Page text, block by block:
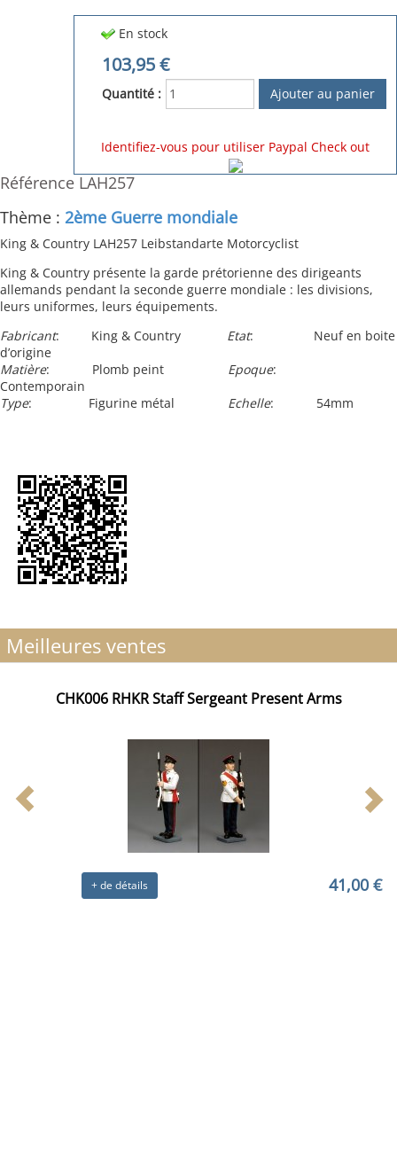
En stock
103,95€
Quantité :
Identifiez-vous pour utiliser Paypal Check out
Référence LAH257
Thème : 2ème Guerre mondiale
King & Country LAH257 Leibstandarte Motorcyclist
King & Country présente la garde prétorienne des dirigeants
allemands pendant la seconde guerre mondiale : les divisions,
leurs uniformes, leurs équipements.
Fabricant: King & Country Etat:
Neuf en boite
d’origine
Matière: Plomb peint Epoque:
Contemporain
Type: Figurine métal Echelle: 54mm
Meilleures ventes
CHK006 RHKR Staff Sergeant Present Arms
+ de détails 41,00 €